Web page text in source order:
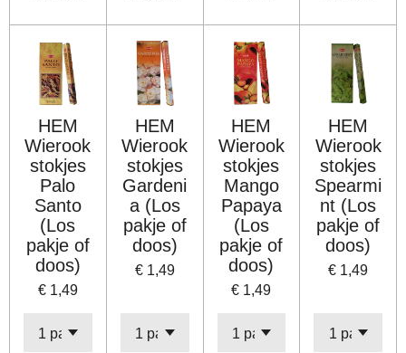
HEM
Wierook
stokjes
Palo
Santo
(Los
pakje of
doos)
€ 1,49
HEM
Wierook
stokjes
Gardeni
a (Los
pakje of
doos)
€ 1,49
HEM
Wierook
stokjes
Mango
Papaya
(Los
pakje of
doos)
€ 1,49
HEM
Wierook
stokjes
Spearmi
nt (Los
pakje of
doos)
€ 1,49